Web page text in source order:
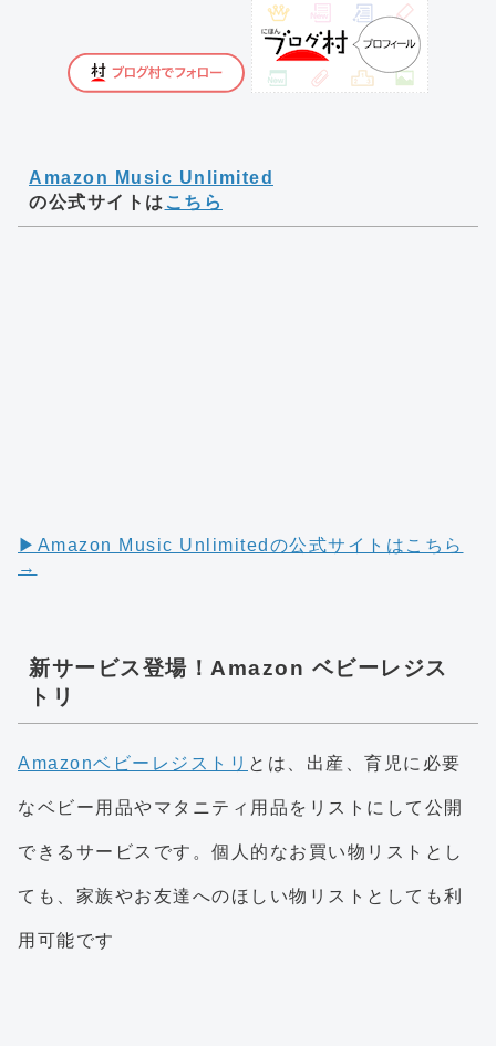
Amazon Music Unlimited
の公式サイトは こちら
▶︎Amazon Music Unlimitedの公式サイトはこちら
→
新サービス登場！Amazon ベビーレジス
トリ
Amazonベビーレジストリ とは、出産、育児に必要
なベビー用品やマタニティ用品をリストにして公開
できるサービスです。個人的なお買い物リストとし
ても、家族やお友達へのほしい物リストとしても利
用可能です